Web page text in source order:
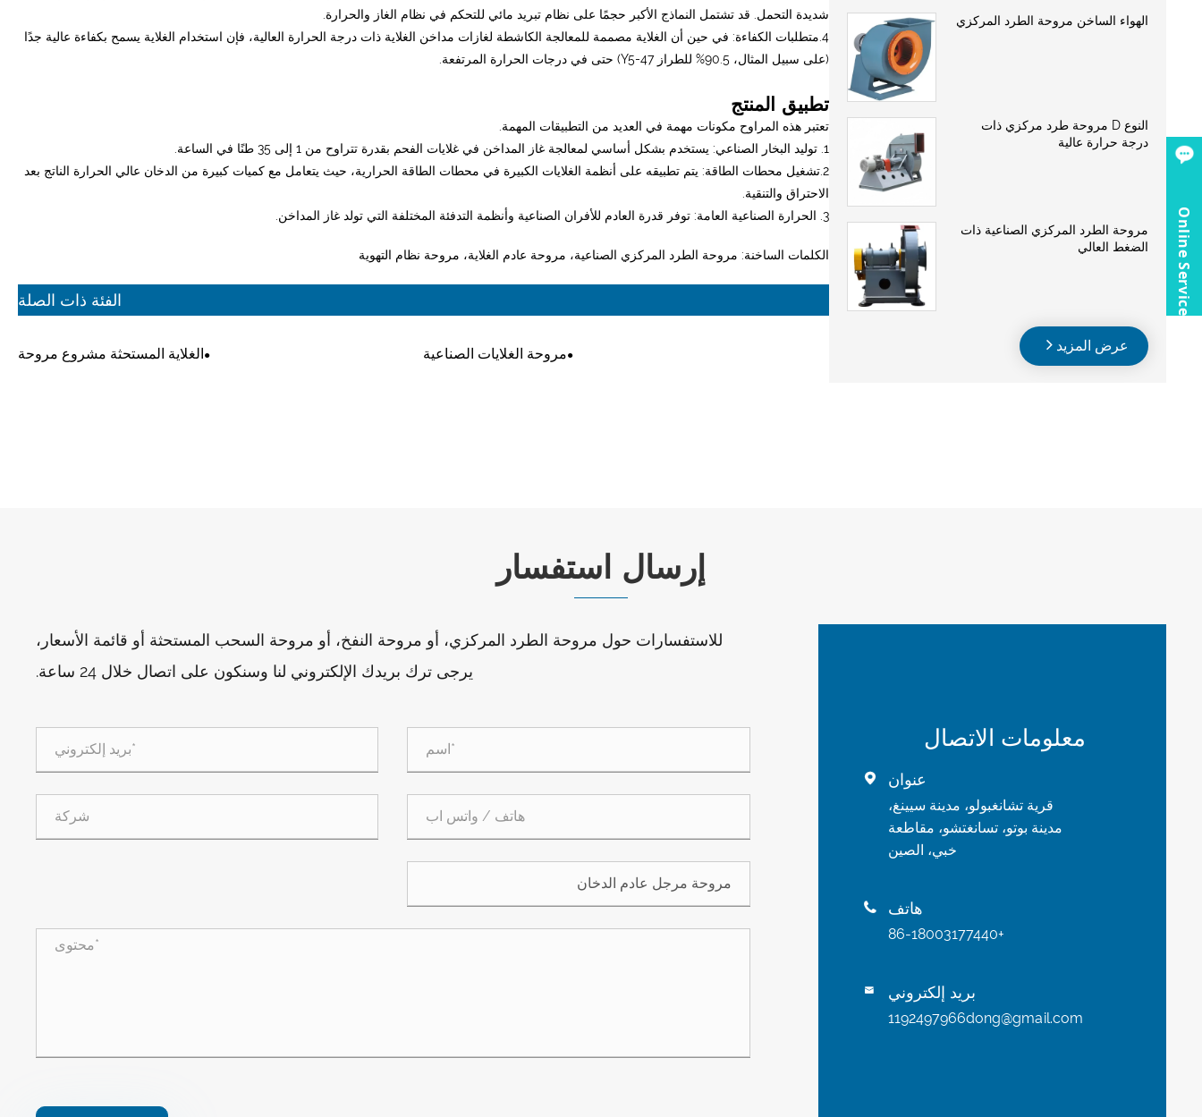
الهواء الساخن مروحة الطرد المركزي
النوع D مروحة طرد مركزي ذات
درجة حرارة عالية
مروحة الطرد المركزي الصناعية ذات
الضغط العالي
عرض المزيد
شديدة التحمل. قد تشتمل النماذج الأكبر حجمًا على نظام تبريد مائي للتحكم في نظام الغاز والحرارة.
4.متطلبات الكفاءة: في حين أن الغلاية مصممة للمعالجة الكاشطة لغازات مداخن الغلاية ذات درجة الحرارة العالية، فإن استخدام الغلاية يسمح بكفاءة عالية جدًا
(على سبيل المثال، 90.5% للطراز Y5-47) حتى في درجات الحرارة المرتفعة.
تطبيق المنتج
تعتبر هذه المراوح مكونات مهمة في العديد من التطبيقات المهمة.
1. توليد البخار الصناعي: يستخدم بشكل أساسي لمعالجة غاز المداخن في غلايات الفحم بقدرة تتراوح من 1 إلى 35 طنًا في الساعة.
2.تشغيل محطات الطاقة: يتم تطبيقه على أنظمة الغلايات الكبيرة في محطات الطاقة الحرارية، حيث يتعامل مع كميات كبيرة من الدخان عالي الحرارة الناتج بعد
الاحتراق والتنقية.
3. الحرارة الصناعية العامة: توفر قدرة العادم للأفران الصناعية وأنظمة التدفئة المختلفة التي تولد غاز المداخن.
الكلمات الساخنة: مروحة الطرد المركزي الصناعية، مروحة عادم الغلاية، مروحة نظام التهوية
الفئة ذات الصلة
الغلاية المستحثة مشروع مروحة مروحة الغلايات الصناعية
إرسال استفسار
معلومات الاتصال
 عنوان
قرية تشانغبولو، مدينة سيينغ،
مدينة بوتو، تسانغتشو، مقاطعة
خبي، الصين
 هاتف
+86-18003177440
 بريد إلكتروني
1192497966dong@gmail.com
للاستفسارات حول مروحة الطرد المركزي، أو مروحة النفخ، أو مروحة السحب المستحثة أو قائمة الأسعار،
يرجى ترك بريدك الإلكتروني لنا وسنكون على اتصال خلال 24 ساعة.
Online Service